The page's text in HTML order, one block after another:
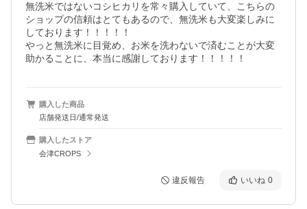
無洗米ではないコシヒカリを常々購入していて、こちらの
ショップの信頼はとてもあるので、無洗米も大変楽しみに
しております！！！！！
やっと無洗米に目覚め、お米を洗わないで済むことが大変
助かることに、本当に感謝しております！！！！！
購入した商品
店舗発送日/通常発送
購入したストア
会津CROPS
違反報告 いいね 0